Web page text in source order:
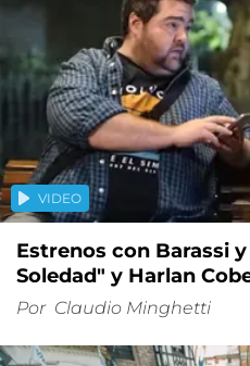
VIDEO
Estrenos con Barassi
Soledad" y Harlan
Por Claudio Minghetti